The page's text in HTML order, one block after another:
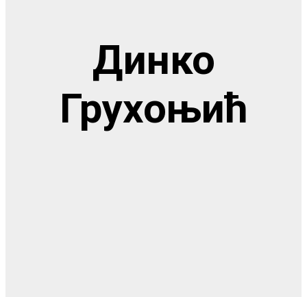
Динко
Грухоњић